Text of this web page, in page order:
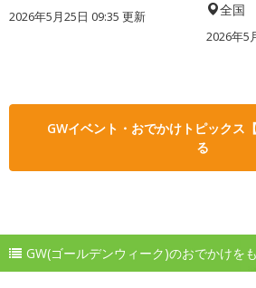
2026年5月25日 09:35 更新 全国
2026年5
GWイベント・おでかけトピックス
る
GW(ゴールデンウィーク)のおでかけを